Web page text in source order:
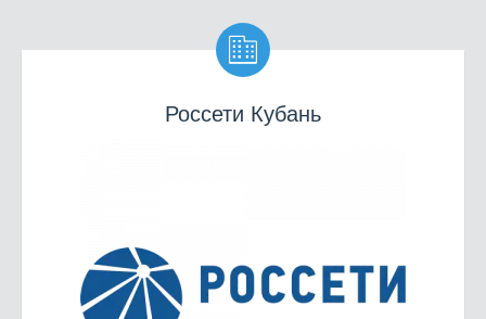

Россети Кубань